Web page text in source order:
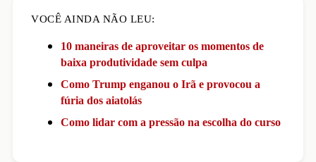
VOCÊ AINDA NÃO LEU:
10 maneiras de aproveitar os momentos de
baixa produtividade sem culpa
Como Trump enganou o Irã e provocou a
fúria dos aiatolás
Como lidar com a pressão na escolha do curso